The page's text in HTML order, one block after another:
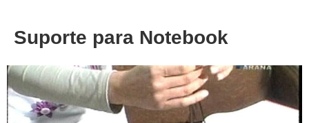
Suporte para Notebook